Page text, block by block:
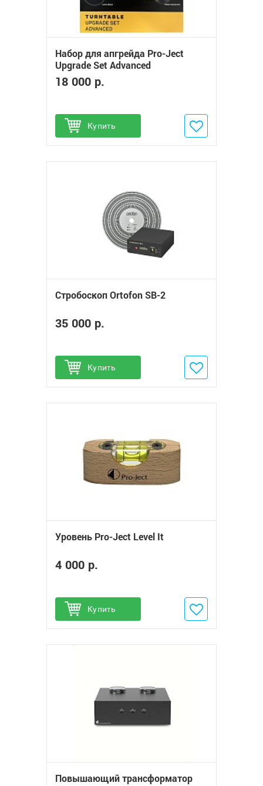
Набор для апгрейда Pro-Ject
Upgrade Set Advanced
18 000 р.
Купить
Добавить в избранное
Стробоскоп Ortofon SB-2
35 000 р.
Купить
Добавить в избранное
Уровень Pro-Ject Level It
4 000 р.
Купить
Добавить в избранное
Повышающий трансформатор